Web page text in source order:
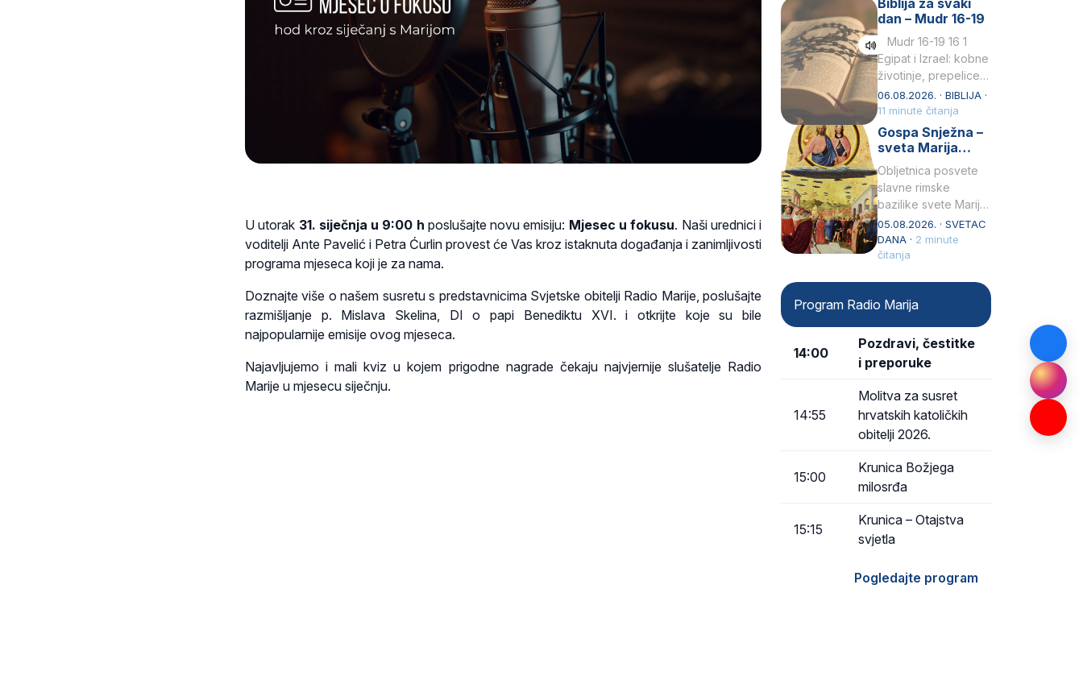
U utorak 31. siječnja u 9:00 h poslušajte novu emisiju: Mjesec u fokusu. Naši urednici i
voditelji Ante Pavelić i Petra Ćurlin provest će Vas kroz istaknuta događanja i zanimljivosti
programa mjeseca koji je za nama.
Doznajte više o našem susretu s predstavnicima Svjetske obitelji Radio Marije, poslušajte
razmišljanje p. Mislava Skelina, DI o papi Benediktu XVI. i otkrijte koje su bile
najpopularnije emisije ovog mjeseca.
Najavljujemo i mali kviz u kojem prigodne nagrade čekaju najvjernije slušatelje Radio
Marije u mjesecu siječnju.
Petar u svojoj
drugoj…
Biblija za svaki
dan – Mudr 16-19
Mudr 16-19 16 1
Egipat i Izrael: kobne
životinje, prepelice
Zato bijahu
primjereno kažnjeni
sličnim životinjamai
mučeni mnoštvom
06.08.2026. · BIBLIJA ·
11 minute čitanja
Gospa Snježna –
sveta Marija
Velika, zaštitnica
rimske bazilike
Obljetnica posvete
slavne rimske
bazilike svete Marije
Velike (Santa Maria
Maggiore) u narodu
se slavi kao Gospa
05.08.2026. · SVETAC
DANA · 2 minute
čitanja
Program Radio Marija
14:00
Pozdravi, čestitke
i preporuke
14:55
Molitva za susret
hrvatskih katoličkih
obitelji 2026.
15:00
Krunica Božjega
milosrđa
15:15
Krunica – Otajstva
svjetla
Pogledajte program